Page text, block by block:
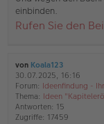
einbinden.
Rufen Sie den
von Koala123
30.07.2025, 16:16
Forum: Ideenfindung -
Thema: Ideen
Antworten: 15
Zugriffe: 17459